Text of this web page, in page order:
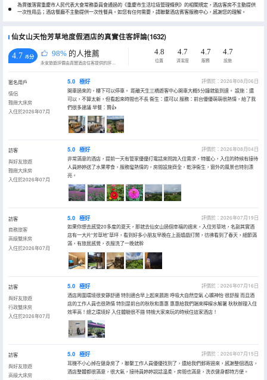
為貫徹落實重慶市人民代表大會常務委員會通過的《重慶市生活垃圾管理條例》的相關規定，酒店客房不主動提供
一次性用品；酒店餐廳不主動提供一次性餐具。如您有任何需要，請聯繫酒店賓客服務中心，感謝您的理解。
仙女山天怡芳草地度假酒店的真實住客評論(1632)
4.7 /5分 98% 的人推薦
永安旅遊評價由真實酒店住客提供的評價。
4.8
位置
4.7
清潔度
4.7
服務
4.7
設施
匿名用戶
情侶
雅緻大床房
入住於2026年07月
5.0 極好
評價於：2026年08月06日
開車過來的，樓下可以停車。 距離天生三橋遊客中心開車大概5分鐘就能到達。 設施：還
可以，不算太新，但看起來時間也不長 衞生：還可以 服務：前台優優萌萌很熱情，給了我
們很多建議 早餐：贊👍
訪客
與好友旅遊
雅緻大床房
入住於2026年07月
5.0 極好
評價於：2026年08月04日
非常滿意的酒店，提前一天有管家優優打電話來問詢入住需求，特暖心，入住的時候有接待
人員婷婷送了水果零食，服務蠻熱情的，房間設施齊全，乾淨衞生，窗外的風景也特別漂
亮。
訪客
商務旅客
高級雙床房
入住於2026年07月
5.0 極好
評價於：2026年07月19日
如果你想去感受20多度的夏天，那就去仙女山過個幸福的週末，入住芳草地，名副其實酒
店有一大片“芳草地”草坪，看到好多小朋友早晚在上面嬉戲打鬧，彷彿看到了春天，細節滿
滿，有旅居感覺，衣服洗了一晚就幹
訪客
與好友旅遊
行政雙床房
入住於2026年07月
5.0 極好
評價於：2026年07月16日
酒店周圍環境很安靜舒適 特別適合早上起來晨跑 呼吸大自然空氣 心曠神怡 很舒服 而且酒
店的工作人員也很熱情 特別是前台的秋秋和惠惠 惠惠給我們端來檸檬水解暑 秋秋辦理入住
效率高！總之環境好 入住體驗很不錯 特檢大家來玩的時候住這家酒店！
訪客
與好友旅遊
高級大床房
5.0 極好
評價於：2026年07月15日
耳機不小心掉在健身房了，聯繫工作人員優優找到了，還給我們郵寄過來，感謝整個酒店，
酒店整體都很滿意，很大氣，接待員婷婷説話温柔，房間也滿意，洗衣健身都特方便。